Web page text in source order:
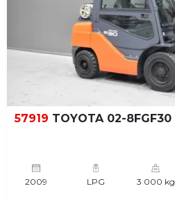
57919 TOYOTA 02-8FGF30
2009 LPG 3 000 kg